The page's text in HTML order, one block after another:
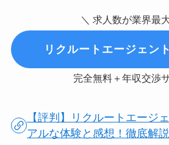
＼ 求人数が業界最
リクルートエージェン
完全無料＋年収交渉
【評判】リクルートエージ
アルな体験と感想！徹底解説